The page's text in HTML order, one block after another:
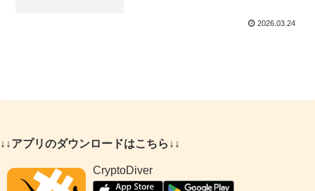
2026.03.24
↓↓アプリのダウンロードはこちら↓↓
CryptoDiver